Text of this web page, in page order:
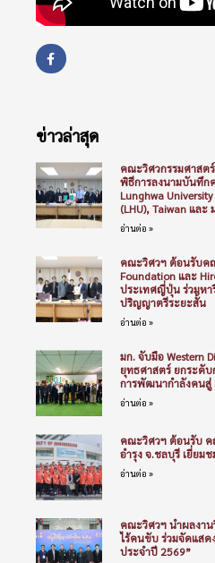
ข่าวล่าสุด
คณะวิศวกรรมศาสต
พิธีการลงนามบันทึกค
Lunghwa
(LHU), Taiwan และ
อ่านต่อ »
คณะวิศวฯ ต้อนรับค
Foundation และ
ประเทศญี่ปุ่น ร่วมหา
ปริญญาตรีระยะสั้น
อ่านต่อ »
มก. จับมือ Western
ยุทธศาสตร์ ยกระดั
การพัฒนากำลังคนสู่
อ่านต่อ »
คณะวิศวฯ ต้อนรับ ค
อำรุง จ.ชลบุรี เยี่ยม
อ่านต่อ »
คณะวิศวฯ นำผลงา
ไร้คนขับ ร่วมจัดแส
ประจำปี 2569”